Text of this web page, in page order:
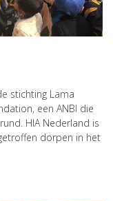
stichting Lama
een ANBI die
HIA Nederland is
dorpen in het